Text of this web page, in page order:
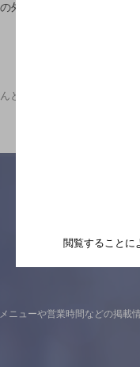
外部コンテンツはお客様
と本店
ニューや営業時間などの掲載情
閲覧することに